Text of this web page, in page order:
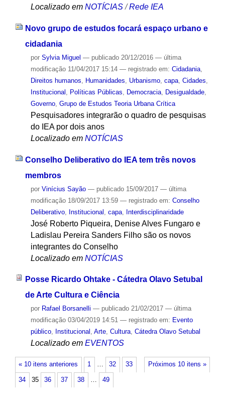
Localizado em NOTÍCIAS /Rede IEA
Novo grupo de estudos focará espaço urbano e
cidadania
por Sylvia Miguel — publicado20/12/2016 — última
modificação11/04/2017 15:14 — registrado em: Cidadania,
Direitos humanos
Humanidades Urbanismo, capa, Cidades
Institucional
Políticas Públicas Democracia, Desigualdade,
Governo, Grupo de Estudos Teoria Urbana Crítica
Pesquisadores integrarão o quadro de pesquisas
do IEA por dois anos
Localizado em NOTÍCIAS
Conselho Deliberativo do IEA tem três novos
membros
por Vinícius Sayão — publicado15/09/2017 — última
modificação18/09/2017 13:59 — registrado em: Conselho
Deliberativo, Institucional capa, Interdisciplinaridade
José Roberto Piqueira, Denise Alves Fungaro e
Ladislau Pereira Sanders Filho são os novos
integrantes do Conselho
Localizado em NOTÍCIAS
Posse Ricardo Ohtake - Cátedra Olavo Setubal
de Arte Cultura e Ciência
por Rafael Borsanelli — publicado21/02/2017 — última
modificação03/04/2019 14:51 — registrado em: Evento
público, Institucional , Arte, Cultura, Cátedra Olavo Setubal
Localizado em EVENTOS
« 10 itens anteriores Próximos 10 itens »
1 … 32 33
34 35 36 37 38 … 49